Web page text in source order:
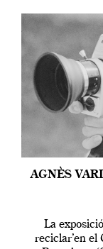
AGNÈS
La
reciclar’en el